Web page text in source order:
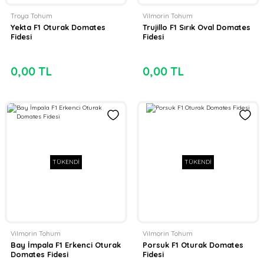
Troya Tohum
Yekta F1 Oturak Domates
Fidesi
0,00 TL
Vilmorin Tohum
Trujillo F1 Sırık Oval Domates
Fidesi
0,00 TL
TÜKENDİ
Vilmorin Tohum
Bay İmpala F1 Erkenci Oturak
Domates Fidesi
TÜKENDİ
Vilmorin Tohum
Porsuk F1 Oturak Domates
Fidesi